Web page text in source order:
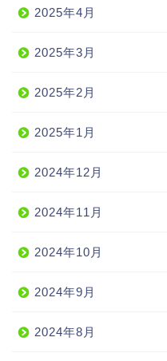
2025年4月
2025年3月
2025年2月
2025年1月
2024年12月
2024年11月
2024年10月
2024年9月
2024年8月